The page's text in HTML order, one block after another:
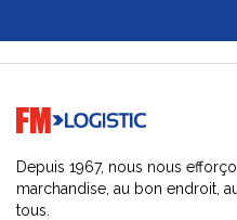
Go to home page
Depuis 1967, nous nous
marchandise, au bon endroit,
tous.